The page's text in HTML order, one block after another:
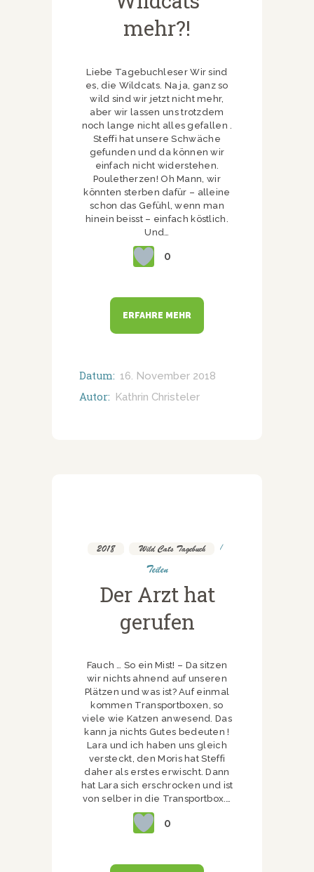
mehr?!
Liebe Tagebuchleser Wir sind
es, die Wildcats. Na ja, ganz so
wild sind wir jetzt nicht mehr,
aber wir lassen uns trotzdem
noch lange nicht alles gefallen .
Steffi hat unsere Schwäche
gefunden und da können wir
einfach nicht widerstehen.
Pouletherzen! Oh Mann, wir
könnten sterben dafür – alleine
schon das Gefühl, wenn man
hinein beisst – einfach köstlich.
Und…
0
ERFAHRE MEHR
Datum: 16. November 2018
Autor: Kathrin Christeler
2018 Wild Cats Tagebuch
Teilen
Der Arzt hat
gerufen
Fauch … So ein Mist! – Da sitzen
wir nichts ahnend auf unseren
Plätzen und was ist? Auf einmal
kommen Transportboxen, so
viele wie Katzen anwesend. Das
kann ja nichts Gutes bedeuten !
Lara und ich haben uns gleich
versteckt, den Moris hat Steffi
daher als erstes erwischt. Dann
hat Lara sich erschrocken und ist
von selber in die Transportbox.…
0